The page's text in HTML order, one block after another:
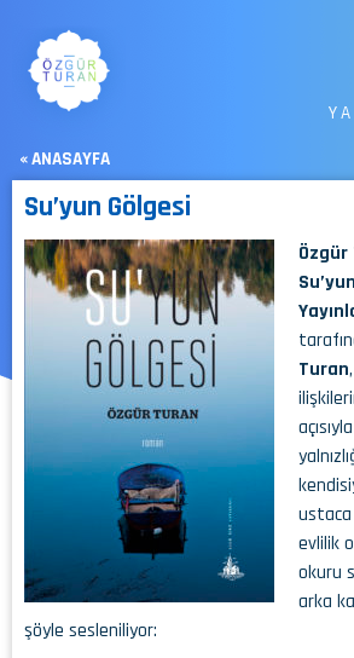
« ANASAYFA
Su’yun Gölgesi
Turan
evlilik
okuru
arka
şöyle sesleniliyor: